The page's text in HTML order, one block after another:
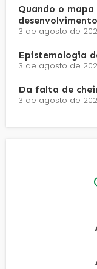
Quando o
3 de agosto de
Epistemologia
3 de agosto de
Da falta de
3 de agosto de